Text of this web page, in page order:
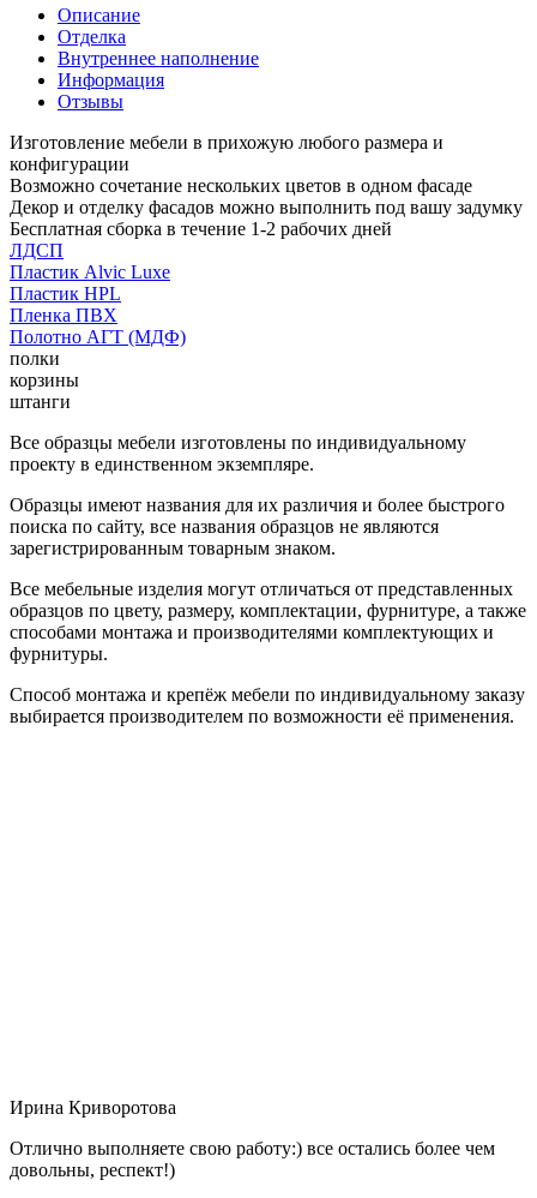
Описание
Отделка
Внутреннее наполнение
Информация
Отзывы
Изготовление мебели в прихожую любого размера и
конфигурации
Возможно сочетание нескольких цветов в одном фасаде
Декор и отделку фасадов можно выполнить под вашу задумку
Бесплатная сборка в течение 1-2 рабочих дней
ЛДСП
Пластик Alvic Luxe
Пластик HPL
Пленка ПВХ
Полотно АГТ (МДФ)
полки
корзины
штанги
Все образцы мебели изготовлены по индивидуальному
проекту в единственном экземпляре.
Образцы имеют названия для их различия и более быстрого
поиска по сайту, все названия образцов не являются
зарегистрированным товарным знаком.
Все мебельные изделия могут отличаться от представленных
образцов по цвету, размеру, комплектации, фурнитуре, а также
способами монтажа и производителями комплектующих и
фурнитуры.
Способ монтажа и крепёж мебели по индивидуальному заказу
выбирается производителем по возможности её применения.
Ирина Криворотова
Отлично выполняете свою работу:) все остались более чем
довольны, респект!)